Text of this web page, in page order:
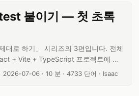
붙이기 — 첫 초록
대로 하기」 시리즈의 3편입니다. 전체
+ Vite + TypeScript 프로젝트에 테
을 빈 폴더에서 첫 통과까지 통째로 따
2026-07-06 · 글 읽기 시간:
10 분 · 글 단어 수:
4733 단어 · 글쓴이:
Isaac